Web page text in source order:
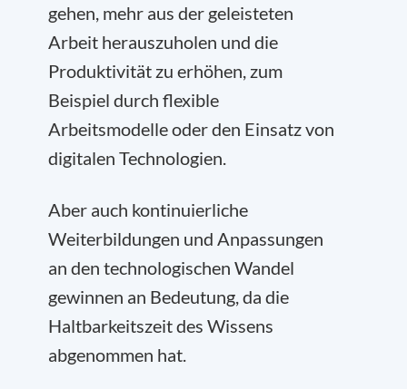
gehen, mehr aus der geleisteten
Arbeit herauszuholen und die
Produktivität zu erhöhen, zum
Beispiel durch flexible
Arbeitsmodelle oder den Einsatz von
digitalen Technologien.
Aber auch kontinuierliche
Weiterbildungen und Anpassungen
an den technologischen Wandel
gewinnen an Bedeutung, da die
Haltbarkeitszeit des Wissens
abgenommen hat.